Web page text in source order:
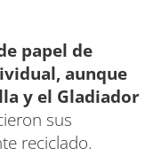
papel de
aunque
y el Gladiador
sus
reciclado.